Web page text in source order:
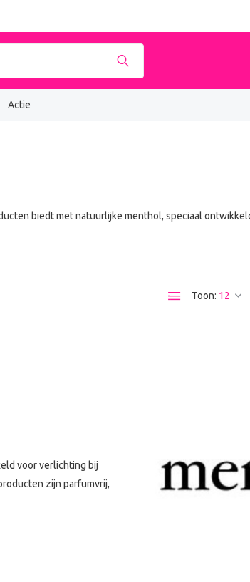
Actie
biedt met natuurlijke menthol, speciaal
Toon:
voor verlichting bij
zijn parfumvrij,